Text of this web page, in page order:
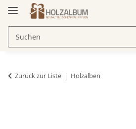
Zurück zur Liste Holzalben